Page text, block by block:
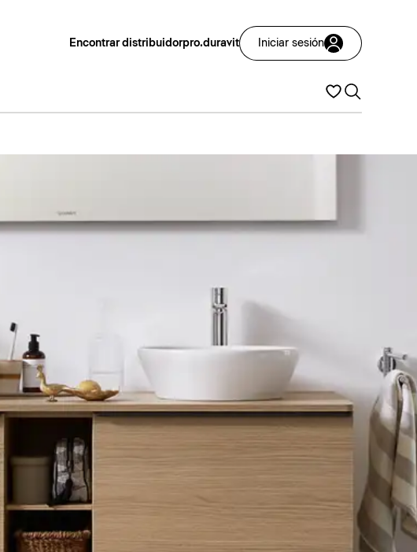
Encontrar distribuidorpro.duravit Iniciar sesión